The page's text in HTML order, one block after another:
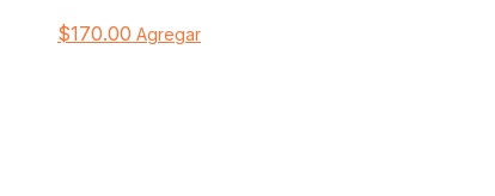
$170.00 Agregar